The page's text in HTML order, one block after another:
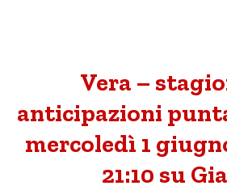
Vera –
anticipazioni
mercoledì 1
21:10 su